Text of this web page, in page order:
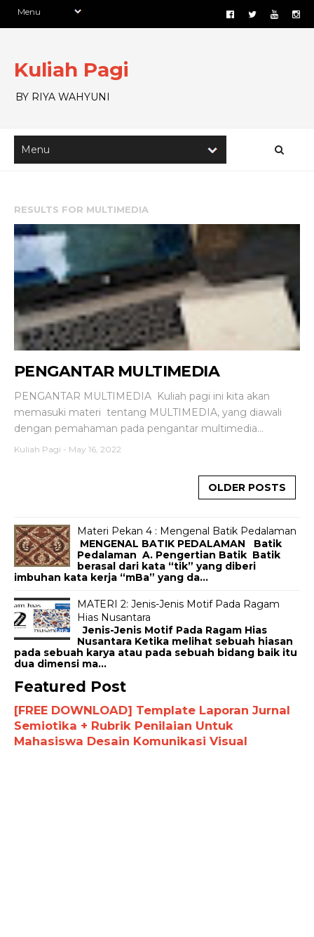
Kuliah Pagi
BY RIYA WAHYUNI
RESULTS FOR MULTIMEDIA
PENGANTAR MULTIMEDIA
PENGANTAR MULTIMEDIA Kuliah pagi ini kita akan
memasuki materi tentang MULTIMEDIA, yang diawali
dengan pemahaman pada pengantar multimedia...
Kuliah Pagi - May 16, 2022
OLDER POSTS
Materi Pekan 4 : Mengenal Batik Pedalaman
MENGENAL BATIK PEDALAMAN Batik
Pedalaman A. Pengertian Batik Batik
berasal dari kata “tik” yang diberi
imbuhan kata kerja “mBa” yang da...
MATERI 2: Jenis-Jenis Motif Pada Ragam
Hias Nusantara
Jenis-Jenis Motif Pada Ragam Hias
Nusantara Ketika melihat sebuah hiasan
pada sebuah karya atau pada sebuah bidang baik itu
dua dimensi ma...
Featured Post
[FREE DOWNLOAD] Template Laporan Jurnal
Semiotika + Rubrik Penilaian Untuk
Mahasiswa Desain Komunikasi Visual